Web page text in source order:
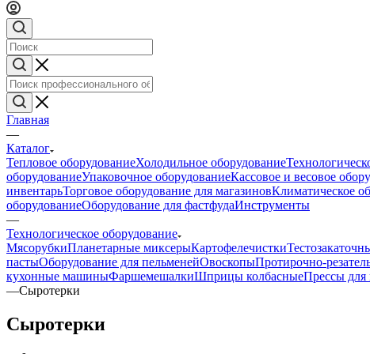
Главная
—
Каталог
Тепловое оборудованиеХолодильное оборудование
оборудованиеУпаковочное оборудованиеКассовое и весовое
инвентарьТорговое оборудование для магазиновКлиматическое
оборудованиеОборудование для фастфудаИнструменты
—
Технологическое оборудование
МясорубкиПланетарные миксерыКартофелечистки
пастыОборудование для пельменейОвоскопыПротирочно-
кухонные машиныФаршемешалкиШприцы колбасныеПрессы для
—Сыротерки
Сыротерки